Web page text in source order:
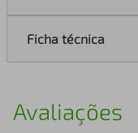
Ficha técnica
Avaliações